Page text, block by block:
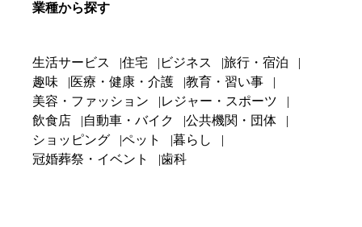
業種から探す
生活サービス 住宅 ビジネス
旅行・宿泊
趣味
医療・健康・介護
教育・習い事
美容・ファッション
レジャー・スポーツ
飲食店
自動車・バイク
公共機関・団体
ショッピング
ペット
暮らし
冠婚葬祭・イベント
歯科